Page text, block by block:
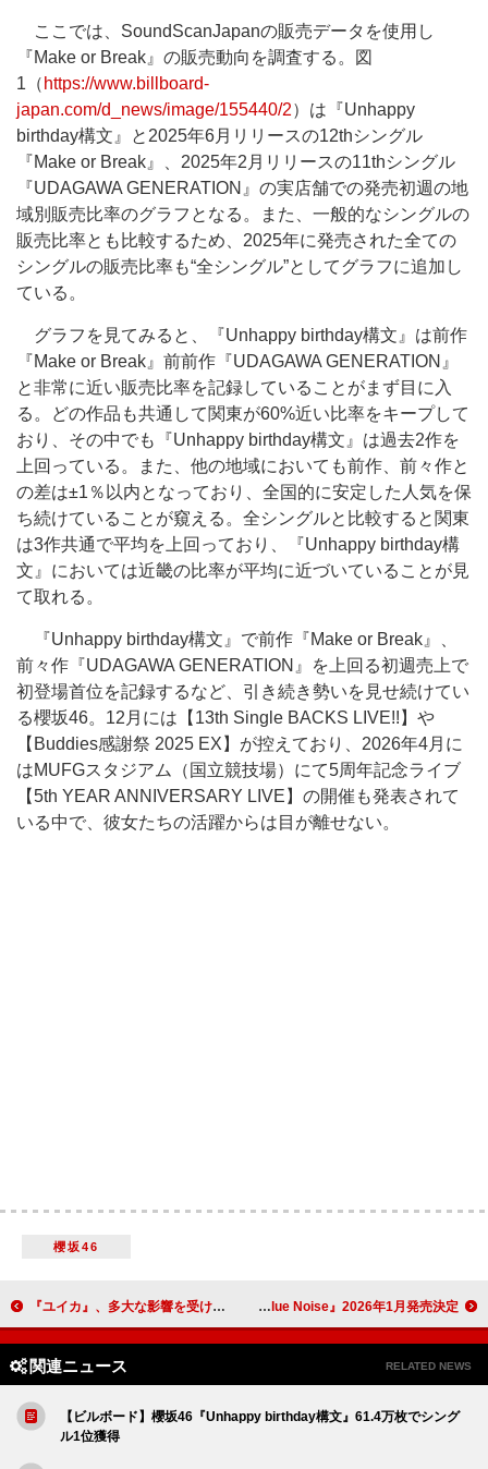
ここでは、SoundScanJapanの販売データを使用し
『Make or Break』の販売動向を調査する。図
1（ https://www.billboard-
japan.com/d_news/image/155440/2）は『Unhappy
birthday構文』と2025年6月リリースの12thシングル
『Make or Break』、2025年2月リリースの11thシングル
『UDAGAWA GENERATION』の実店舗での発売初週の地
域別販売比率のグラフとなる。また、一般的なシングルの
販売比率とも比較するため、2025年に発売された全ての
シングルの販売比率も“全シングル”としてグラフに追加し
ている。
グラフを見てみると、『Unhappy birthday構文』は前作
『Make or Break』前前作『UDAGAWA GENERATION』
と非常に近い販売比率を記録していることがまず目に入
る。どの作品も共通して関東が60%近い比率をキープして
おり、その中でも『Unhappy birthday構文』は過去2作を
上回っている。また、他の地域においても前作、前々作と
の差は±1％以内となっており、全国的に安定した人気を保
ち続けていることが窺える。全シングルと比較すると関東
は3作共通で平均を上回っており、『Unhappy birthday構
文』においては近畿の比率が平均に近づいていることが見
て取れる。
『Unhappy birthday構文』で前作『Make or Break』、
前々作『UDAGAWA GENERATION』を上回る初週売上で
初登場首位を記録するなど、引き続き勢いを見せ続けてい
る櫻坂46。12月には【13th Single BACKS LIVE!!】や
【Buddies感謝祭 2025 EX】が控えており、2026年4月に
はMUFGスタジアム（国立競技場）にて5周年記念ライブ
【5th YEAR ANNIVERSARY LIVE】の開催も発表されて
いる中で、彼女たちの活躍からは目が離せない。
櫻坂46
『ユイカ』、多大な影響を受けたアーティストとの出逢いなど明かす 『大沢あかね LUCKY 7』ゲスト出演 Ryosuke Yamada、1stCDシングル『Blue Noise』2026年1月発売決定
関連ニュース RELATED NEWS
【ビルボード】櫻坂46『Unhappy birthday構文』61.4万枚でシング
ル1位獲得